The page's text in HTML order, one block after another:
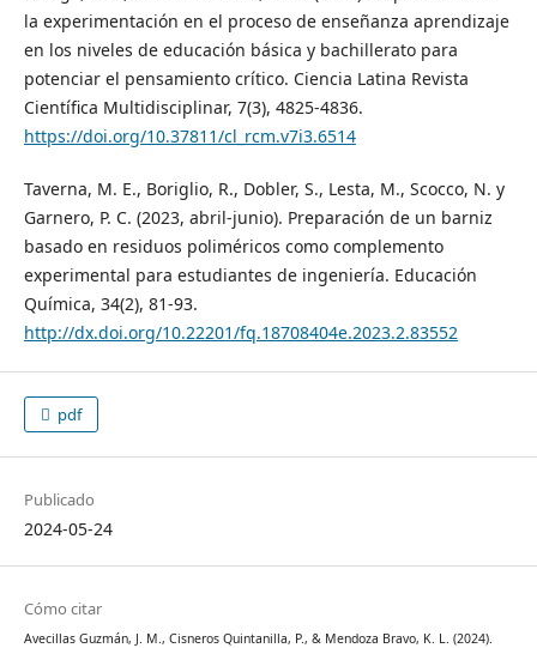
la experimentación en el proceso de enseñanza aprendizaje
en los niveles de educación básica y bachillerato para
potenciar el pensamiento crítico. Ciencia Latina Revista
Científica Multidisciplinar, 7(3), 4825-4836.
https://doi.org/10.37811/cl_rcm.v7i3.6514
Taverna, M. E., Boriglio, R., Dobler, S., Lesta, M., Scocco, N. y
Garnero, P. C. (2023, abril-junio). Preparación de un barniz
basado en residuos poliméricos como complemento
experimental para estudiantes de ingeniería. Educación
Química, 34(2), 81-93.
http://dx.doi.org/10.22201/fq.18708404e.2023.2.83552
pdf
Publicado
2024-05-24
Cómo citar
Avecillas Guzmán, J. M., Cisneros Quintanilla, P., & Mendoza Bravo, K. L. (2024).